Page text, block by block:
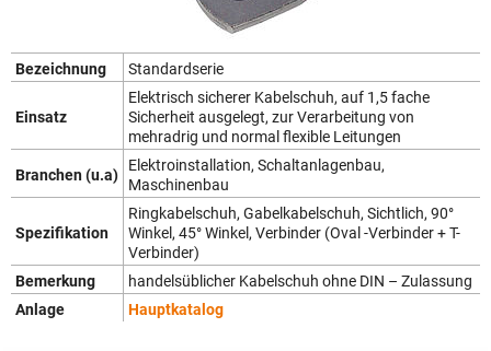
Bezeichnung Standardserie
Einsatz
Elektrisch sicherer Kabelschuh, auf 1,5 fache
Sicherheit ausgelegt, zur Verarbeitung von
mehradrig und normal flexible Leitungen
Branchen (u.a)
Elektroinstallation, Schaltanlagenbau,
Maschinenbau
Spezifikation
Ringkabelschuh, Gabelkabelschuh, Sichtlich, 90°
Winkel, 45° Winkel, Verbinder (Oval -Verbinder + T-
Verbinder)
Bemerkung
handelsüblicher Kabelschuh ohne DIN – Zulassung
Anlage
Hauptkatalog